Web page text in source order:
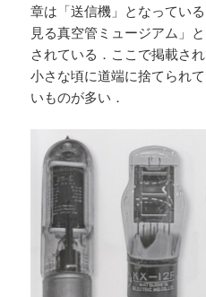
章は「送信機」となってい
見る真空管ミュージアム」
されている．ここで掲載さ
小さな頃に道端に捨てられ
いものが多い．